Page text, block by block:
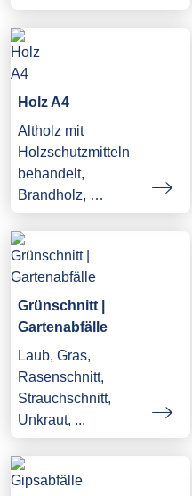
Holz A4
Altholz mit
Holzschutzmitteln
behandelt,
Brandholz, …
Grünschnitt |
Gartenabfälle
Laub, Gras,
Rasenschnitt,
Strauchschnitt,
Unkraut, ...